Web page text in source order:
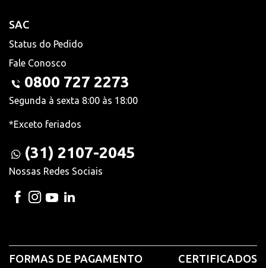
SAC
Status do Pedido
Fale Conosco
0800 727 2273
Segunda à sexta 8:00 às 18:00
*Exceto feriados
(31) 2107-2045
Nossas Redes Sociais
FORMAS DE PAGAMENTO CERTIFICADOS